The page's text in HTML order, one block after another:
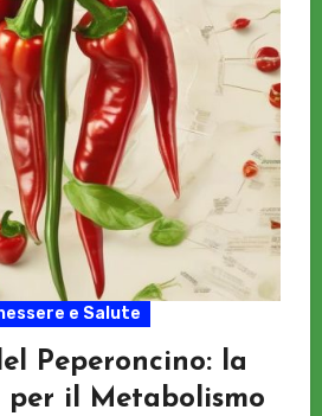
e Salute
Peperoncino: la
per il Metabolismo